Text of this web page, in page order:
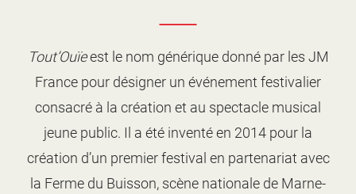
Qui sommes-nous ?
Notre réseau
Le jeune public
Les artistes
Monter un projet d'action
culturelle
Présentation des ateliers
Le calendrier
Les spectacles
Les Étincelles
Supports de promotion et
d'information
Fonds musical JM France
Tout’Ouïeest le nom générique donné par les JM
France pour désigner un événement festivalier
consacré à la création et au spectacle musical
jeune public. Il a été inventé en 2014 pour la
création d’un premier festival en partenariat avec
la Ferme du Buisson, scène nationale de Marne-